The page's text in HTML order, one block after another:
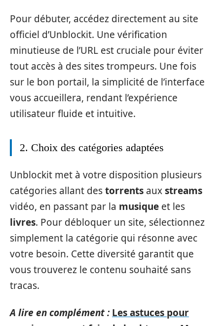
Pour débuter, accédez directement au site
officiel d’Unblockit. Une vérification
minutieuse de l’URL est cruciale pour éviter
tout accès à des sites trompeurs. Une fois
sur le bon portail, la simplicité de l’interface
vous accueillera, rendant l’expérience
utilisateur fluide et intuitive.
2. Choix des catégories adaptées
Unblockit met à votre disposition plusieurs
catégories allant destorrents auxstreams
vidéo, en passant par la musique et les
livres. Pour débloquer un site, sélectionnez
simplement la catégorie qui résonne avec
votre besoin. Cette diversité garantit que
vous trouverez le contenu souhaité sans
tracas.
A lire en complément : Les astuces pour